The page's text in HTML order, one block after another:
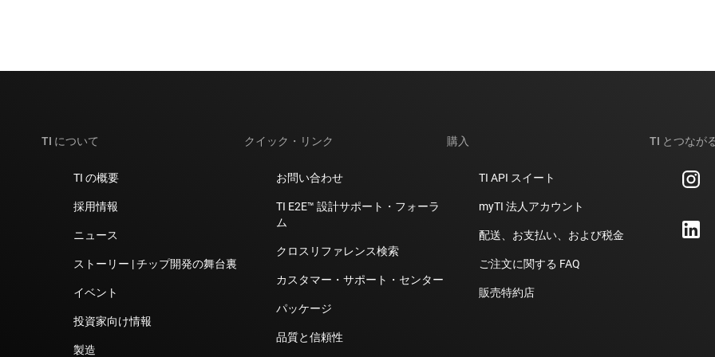
TI について
TI の概要
採用情報
ニュース
ストーリー | チップ開発の舞台裏
イベント
投資家向け情報
製造
クイック・リンク
お問い合わせ
TI E2E™ 設計サポート・フォーラ
ム
クロスリファレンス検索
カスタマー・サポート・センター
パッケージ
品質と信頼性
購入
TI API スイート
myTI 法人アカウント
配送、お支払い、および税金
ご注文に関する FAQ
販売特約店
TI とつなが